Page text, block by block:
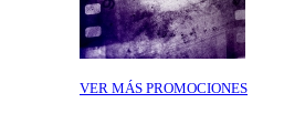
VER MÁS PROMOCIONES